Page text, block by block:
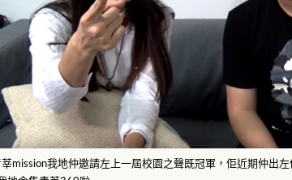
mission我地仲邀請左上一屆校園之聲既冠軍，佢近期仲出